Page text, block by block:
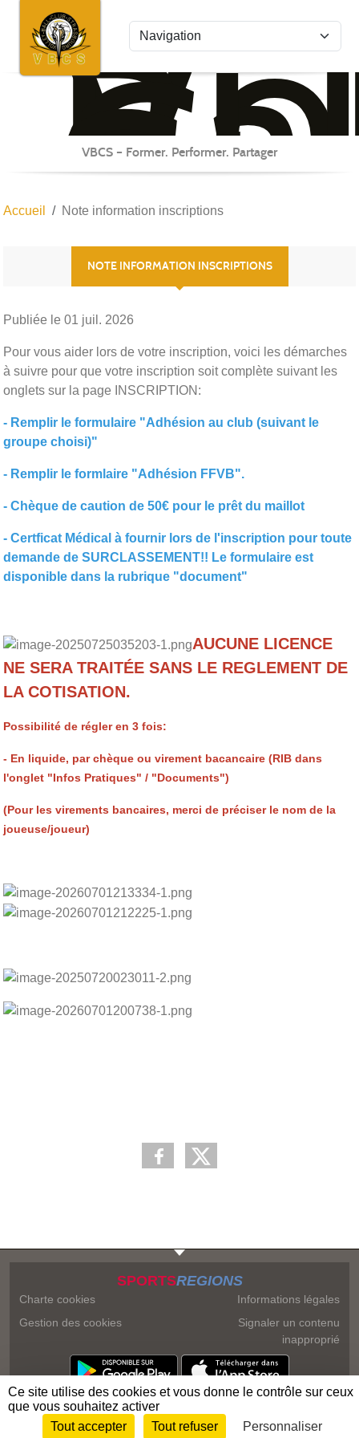
VBCS – Former. Performer. Partager
Accueil Note information inscriptions
NOTE INFORMATION INSCRIPTIONS
Publiée le 01 juil. 2026
Pour vous aider lors de votre inscription, voici les démarches
à suivre pour que votre inscription soit complète suivant les
onglets sur la page INSCRIPTION:
- Remplir le formulaire "Adhésion au club (suivant le
groupe choisi)"
- Remplir le formlaire "Adhésion FFVB".
- Chèque de caution de 50€ pour le prêt du maillot
- Certficat Médical à fournir lors de l'inscription pour toute
demande de SURCLASSEMENT!! Le formulaire est
disponible dans la rubrique "document"
AUCUNE LICENCE
NE SERA TRAITÉE SANS LE REGLEMENT DE
LA COTISATION.
Possibilité de régler en 3 fois:
- En liquide, par chèque ou virement bacancaire (RIB dans
l'onglet "Infos Pratiques" / "Documents")
(Pour les virements bancaires, merci de préciser le nom de la
joueuse/joueur)
SPORTSREGIONS
Charte cookies
Gestion des cookies
Informations légales
Signaler un contenu
inapproprié
Envie de participer ? Connexion
Panneau de gestion des cookies
Ce site utilise des cookies et vous donne le contrôle sur ceux
que vous souhaitez activer
Tout accepter
Tout refuser Personnaliser